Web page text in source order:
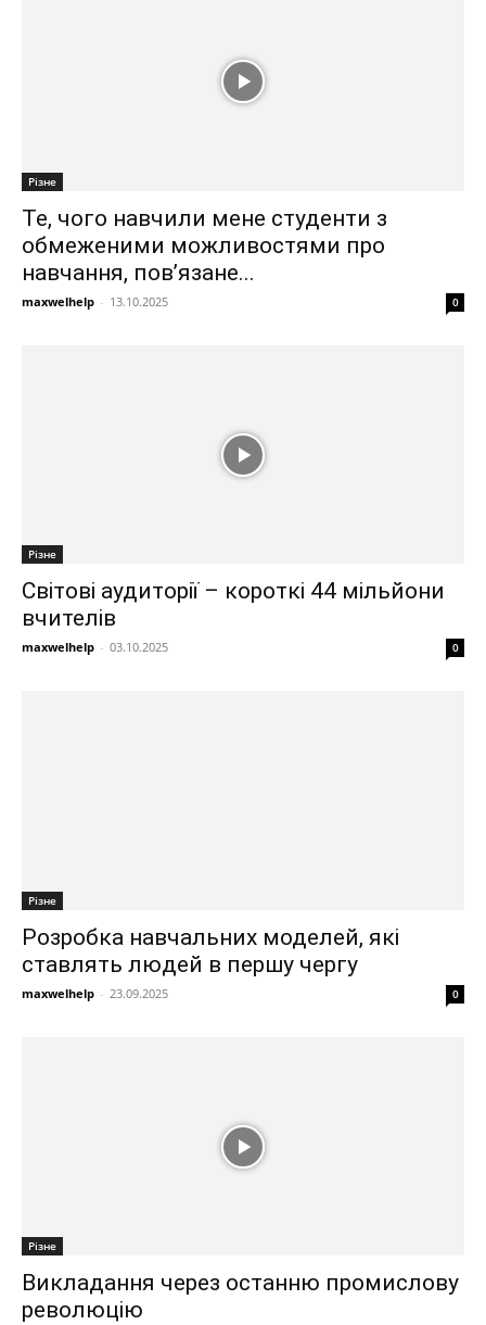
Різне
Те, чого навчили мене студенти з
обмеженими можливостями про
навчання, пов’язане...
maxwelhelp - 13.10.2025 0
Різне
Світові аудиторії – короткі 44 мільйони
вчителів
maxwelhelp - 03.10.2025 0
Різне
Розробка навчальних моделей, які
ставлять людей в першу чергу
maxwelhelp - 23.09.2025 0
Різне
Викладання через останню промислову
революцію